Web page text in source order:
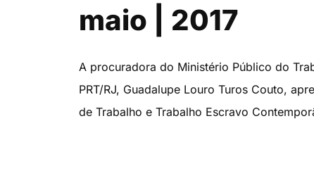
maio | 2017
A procuradora do Ministério Público do
PRT/RJ, Guadalupe Louro Turos Couto,
de Trabalho e Trabalho Escravo